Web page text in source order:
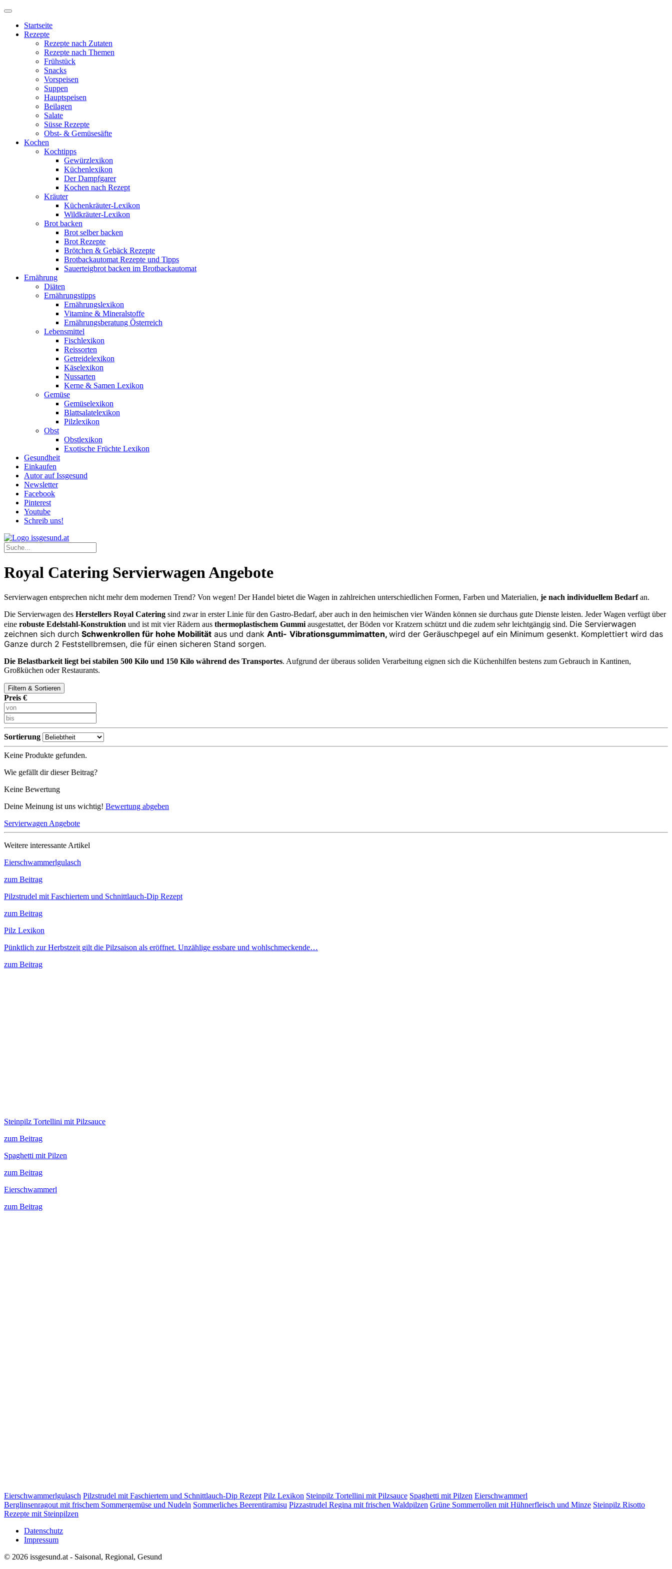
Startseite
Rezepte
Rezepte nach Zutaten
Rezepte nach Themen
Frühstück
Snacks
Vorspeisen
Suppen
Hauptspeisen
Beilagen
Salate
Süsse Rezepte
Obst- & Gemüsesäfte
Kochen
Kochtipps
Gewürzlexikon
Küchenlexikon
Der Dampfgarer
Kochen nach Rezept
Kräuter
Küchenkräuter-Lexikon
Wildkräuter-Lexikon
Brot backen
Brot selber backen
Brot Rezepte
Brötchen & Gebäck Rezepte
Brotbackautomat Rezepte und Tipps
Sauerteigbrot backen im Brotbackautomat
Ernährung
Diäten
Ernährungstipps
Ernährungslexikon
Vitamine & Mineralstoffe
Ernährungsberatung Österreich
Lebensmittel
Fischlexikon
Reissorten
Getreidelexikon
Käselexikon
Nussarten
Kerne & Samen Lexikon
Gemüse
Gemüselexikon
Blattsalatelexikon
Pilzlexikon
Obst
Obstlexikon
Exotische Früchte Lexikon
Gesundheit
Einkaufen
Autor auf Issgesund
Newsletter
Facebook
Pinterest
Youtube
Schreib uns!
Royal Catering Servierwagen Angebote
Servierwagen entsprechen nicht mehr dem modernen Trend? Von wegen! Der Handel bietet die Wagen in zahlreichen unterschiedlichen Formen, Farben und Materialien, je nach individuellem Bedarfan.
Die Servierwagen des Herstellers Royal Catering sind zwar in erster Linie für den Gastro-Bedarf, aber auch in den heimischen vier Wänden können sie durchaus gute Dienste leisten. Jeder Wagen verfügt über
eine robuste Edelstahl-Konstruktion und ist mit vier Rädern aus thermoplastischem Gummi ausgestattet, der Böden vor Kratzern schützt und die zudem sehr leichtgängig sind. Die Servierwagen
zeichnen sich durch Schwenkrollen für hohe Mobilität aus und dank Anti- Vibrationsgummimatten, wird der Geräuschpegel auf ein Minimum gesenkt. Komplettiert wird das
Ganze durch 2 Feststellbremsen, die für einen sicheren Stand sorgen.
Die Belastbarkeit liegt bei stabilen 500 Kilo und 150 Kilo während des Transportes. Aufgrund der überaus soliden Verarbeitung eignen sich die Küchenhilfen bestens zum Gebrauch in Kantinen,
Großküchen oder Restaurants.
Filtern & Sortieren
Preis €
Sortierung
Keine Produkte gefunden.
Wie gefällt dir dieser Beitrag?
Keine Bewertung
Deine Meinung ist uns wichtig! Bewertung abgeben
Servierwagen Angebote
Weitere interessante Artikel
Eierschwammerlgulasch
zum Beitrag
Pilzstrudel mit Faschiertem und Schnittlauch-Dip Rezept
zum Beitrag
Pilz Lexikon
Pünktlich zur Herbstzeit gilt die Pilzsaison als eröffnet. Unzählige essbare und wohlschmeckende…
zum Beitrag
Steinpilz Tortellini mit Pilzsauce
zum Beitrag
Spaghetti mit Pilzen
zum Beitrag
Eierschwammerl
zum Beitrag
Eierschwammerlgulasch Pilzstrudel mit Faschiertem und Schnittlauch-Dip Rezept Pilz Lexikon Steinpilz Tortellini mit Pilzsauce Spaghetti mit Pilzen Eierschwammerl
Berglinsenragout mit frischem Sommergemüse und Nudeln Sommerliches Beerentiramisu Pizzastrudel Regina mit frischen Waldpilzen Grüne Sommerrollen mit Hühnerfleisch und Minze Steinpilz Risotto
Rezepte mit Steinpilzen
Datenschutz
Impressum
© 2026 issgesund.at - Saisonal, Regional, Gesund